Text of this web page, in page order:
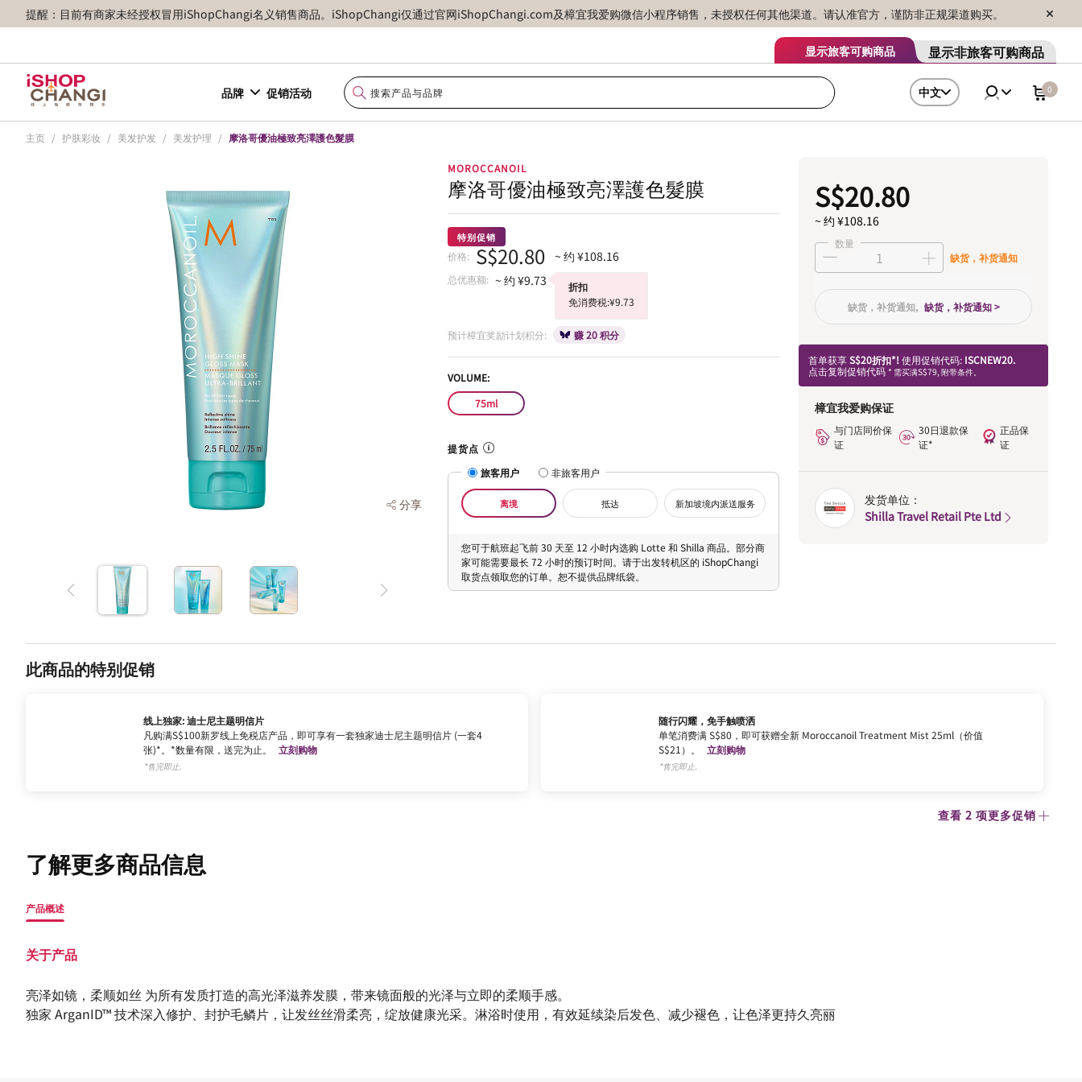
提醒：目前有商家未经授权冒用iShopChangi名义销售商品。iShopChangi仅通过官网iShopChangi.com及樟宜我爱购微信小程序销售，未授权任何其他渠道。请认准官方，谨防非正规渠道购买。
显示旅客可购商品 显示非旅客可购商品
品牌 促销活动 中文 0
主页 / 护肤彩妆 / 美发护发 / 美发护理 / 摩洛哥優油極致亮澤護色髮膜
分享
MOROCCANOIL
摩洛哥優油極致亮澤護色髮膜
特别促销
价格: S$20.80 ~ 约 ¥108.16
总优惠额: ~ 约 ¥9.73
折扣
免消费税:¥9.73
预计樟宜奖励计划积分: 赚 20 积分
VOLUME:
75ml
提货点
旅客用户
非旅客用户
离境 抵达 新加坡境内派送服务
您可于航班起飞前 30 天至 12 小时内选购 Lotte 和 Shilla 商品。部分商
家可能需要最长 72 小时的预订时间。请于出发转机区的 iShopChangi
取货点领取您的订单。恕不提供品牌纸袋。
S$20.80
~ 约 ¥108.16
数量
缺货，补货通知
缺货，补货通知, 缺货，补货通知 >
首单获享S$20折扣*! 使用促销代码: ISCNEW20.
点击复制促销代码 * 需买满S$79, 附带条件。
樟宜我爱购保证
与门店同价保
证
30日退款保
证*
正品保
证
发货单位：
Shilla Travel Retail Pte Ltd
此商品的特别促销
线上独家: 迪士尼主题明信片
凡购满S$100新罗线上免税店产品，即可享有一套独家迪士尼主题明信片 (一套4
张)*。*数量有限，送完为止。
立刻购物
*售完即止.
随行闪耀，免手触喷洒
单笔消费满 S$80，即可获赠全新 Moroccanoil Treatment Mist 25ml（价值
S$21）。
立刻购物
*售完即止.
查看 2 项更多促销
了解更多商品信息
产品概述
关于产品
亮泽如镜，柔顺如丝 为所有发质打造的高光泽滋养发膜，带来镜面般的光泽与立即的柔顺手感。
独家 ArganID™ 技术深入修护、封护毛鳞片，让发丝丝滑柔亮，绽放健康光采。淋浴时使用，有效延续染后发色、减少褪色，让色泽更持久亮丽